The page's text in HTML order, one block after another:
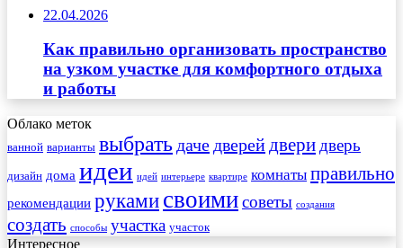
22.04.2026
Как правильно организовать пространство
на узком участке для комфортного отдыха
и работы
Облако меток
ванной варианты выбрать даче дверейдвери дверь
дизайн дома идеи идей интерьере квартире комнаты правильно
рекомендации руками своимисоветы создания
создать способы участка участок
Интересное